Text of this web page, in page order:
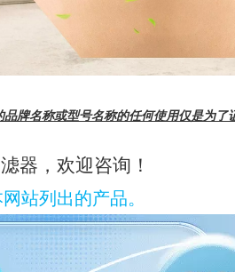
牌名称或型号名称的任何使用仅是为了
器，欢迎咨询！
站列出的产品。